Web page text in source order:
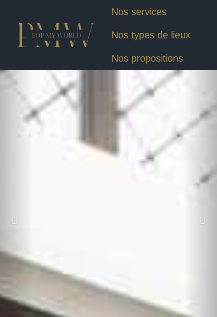
Nos services
Nos types de lieux
Nos propositions